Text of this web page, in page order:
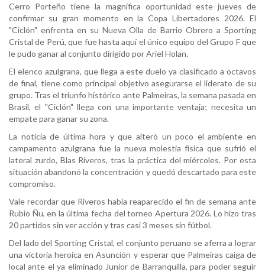
Cerro Porteño tiene la magnífica oportunidad este jueves de
confirmar su gran momento en la Copa Libertadores 2026. El
"Ciclón" enfrenta en su Nueva Olla de Barrio Obrero a Sporting
Cristal de Perú, que fue hasta aquí el único equipo del Grupo F que
le pudo ganar al conjunto dirigido por Ariel Holan.
El elenco azulgrana, que llega a este duelo ya clasificado a octavos
de final, tiene como principal objetivo asegurarse el liderato de su
grupo. Tras el triunfo histórico ante Palmeiras, la semana pasada en
Brasil, el "Ciclón" llega con una importante ventaja; necesita un
empate para ganar su zona.
La noticia de última hora y que alteró un poco el ambiente en
campamento azulgrana fue la nueva molestia física que sufrió el
lateral zurdo, Blas Riveros, tras la práctica del miércoles. Por esta
situación abandonó la concentración y quedó descartado para este
compromiso.
Vale recordar que Riveros había reaparecido el fin de semana ante
Rubio Ñu, en la última fecha del torneo Apertura 2026. Lo hizo tras
20 partidos sin ver acción y tras casi 3 meses sin fútbol.
Del lado del Sporting Cristal, el conjunto peruano se aferra a lograr
una victoria heroica en Asunción y esperar que Palmeiras caiga de
local ante el ya eliminado Junior de Barranquilla, para poder seguir